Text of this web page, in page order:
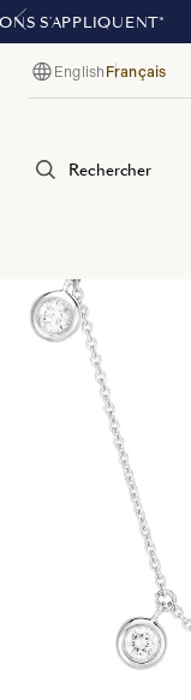
Langue
English Français
Rechercher